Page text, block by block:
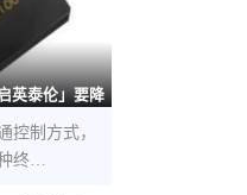
英泰伦」要降
控制方式，
终…